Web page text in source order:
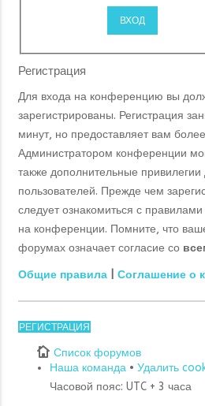
Регистрация
Для входа на конференцию вы
зарегистрированы. Регистрация
минут, но предоставляет вам
Администратором конференции
также дополнительные
пользователей. Прежде чем
следует ознакомиться с
на конференции. Помните, что
форумах означает согласие со
Общие правила
Соглашение о
РЕГИСТРАЦИЯ
Список форумов
Наша команда • Удалить
Часовой пояс: UTC + 3 часа